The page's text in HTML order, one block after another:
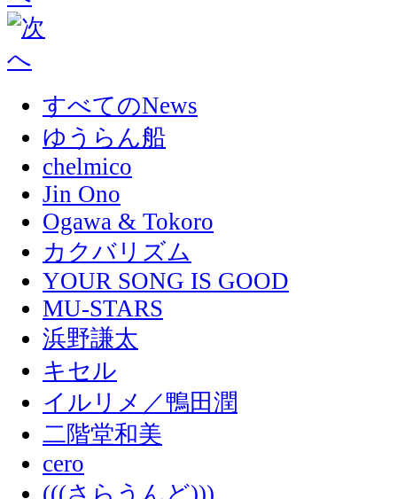
すべてのNews
ゆうらん船
chelmico
Jin Ono
Ogawa & Tokoro
カクバリズム
YOUR SONG IS GOOD
MU-STARS
浜野謙太
キセル
イルリメ／鴨田潤
二階堂和美
cero
(((さらうんど)))